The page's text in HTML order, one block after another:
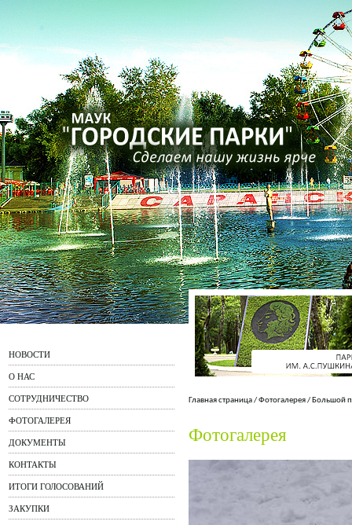
НОВОСТИ
О НАС
СОТРУДНИЧЕСТВО
ФОТОГАЛЕРЕЯ
ДОКУМЕНТЫ
КОНТАКТЫ
ИТОГИ ГОЛОСОВАНИЙ
ЗАКУПКИ
Главная страница/Фотогалерея/ Большой
Фотогалерея